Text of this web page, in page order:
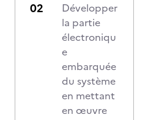
Développer
la partie
électroniqu
e
embarquée
du système
en mettant
en œuvre